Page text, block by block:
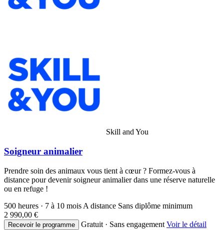
Skill and You
Soigneur animalier
Prendre soin des animaux vous tient à cœur ? Formez-vous à
distance pour devenir soigneur animalier dans une réserve naturelle
ou en refuge !
500 heures · 7 à 10 mois A distance Sans diplôme minimum
2 990,00 €
Recevoir le programme Gratuit · Sans engagement Voir le détail